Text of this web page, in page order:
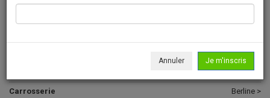
> Rechercher un véhicule
404 >
Carrosserie Berline >
Annuler Je m'inscris